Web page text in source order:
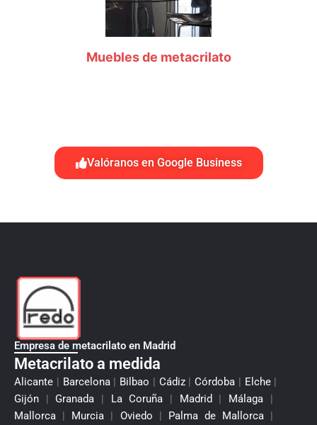
Muebles de metacrilato
Valóranos en Google Business
Empresa de metacrilato en Madrid
Metacrilato a medida
Alicante | Barcelona | Bilbao | Cádiz | Córdoba | Elche |
Gijón | Granada | La Coruña | Madrid | Málaga |
Mallorca | Murcia | Oviedo | Palma de Mallorca |